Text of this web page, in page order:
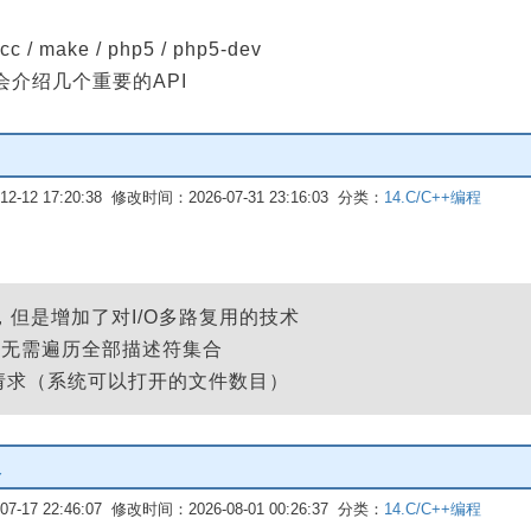
/ make / php5 / php5-dev
绍几个重要的API
12 17:20:38 修改时间：2026-07-31 23:16:03 分类： 14.C/C++编程
是增加了对I/O多路复用的技术
需遍历全部描述符集合
（系统可以打开的文件数目）
17 22:46:07 修改时间：2026-08-01 00:26:37 分类： 14.C/C++编程